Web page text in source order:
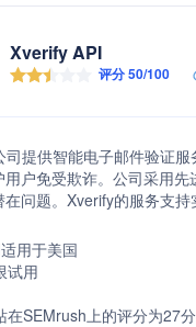
Xverify API
评分 50/100
司提供智能电子邮件验证
用户免受欺诈。公司采用
在问题。Xverify的服务支
销效果。
用于美国
试用
在SEMrush上的评分为27分